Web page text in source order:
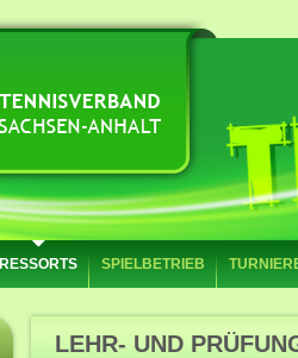
RESSORTS SPIELBETRIEB
LEHR- UND